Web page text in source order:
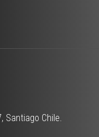
Santiago Chile.